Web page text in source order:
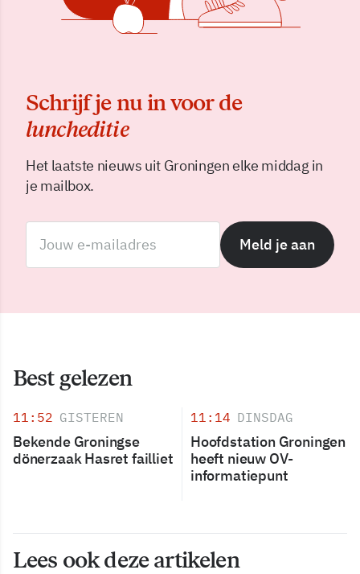
Schrijf je nu in voor de
luncheditie
Het laatste nieuws uit Groningen elke middag in
je mailbox.
Meld je aan
Best gelezen
11:52 GISTEREN
Bekende Groningse
dönerzaak Hasret failliet
11:14 DINSDAG
Hoofdstation Groningen
heeft nieuw OV-
informatiepunt
Lees ook deze artikelen